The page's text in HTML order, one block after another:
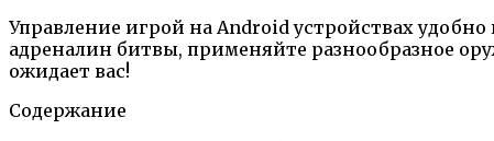
Управление игрой на Android устройствах
адреналин битвы, применяйте разнообразное
ожидает вас!
Содержание